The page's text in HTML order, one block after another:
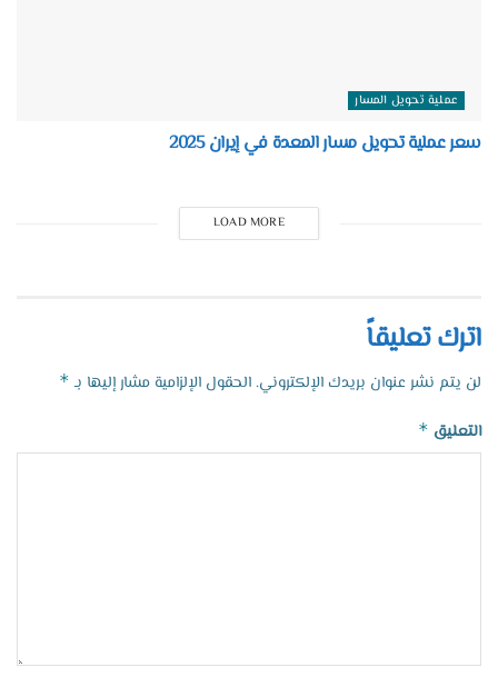
عملية تحويل المسار
سعر عملية تحويل مسار المعدة في إيران 2025
LOAD MORE
اترك تعليقاً
لن يتم نشر عنوان بريدك الإلكتروني.الحقول الإلزامية مشار إليها بـ *
التعليق *